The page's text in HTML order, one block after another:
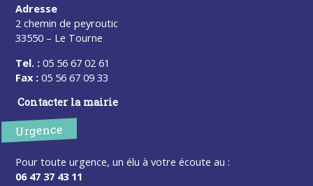
Adresse
2 chemin de peyroutic
33550 – Le Tourne
Tel. : 05 56 67 02 61
Fax : 05 56 67 09 33
Contacter la mairie
Urgence
Pour toute urgence, un élu à votre écoute au :
06 47 37 43 11